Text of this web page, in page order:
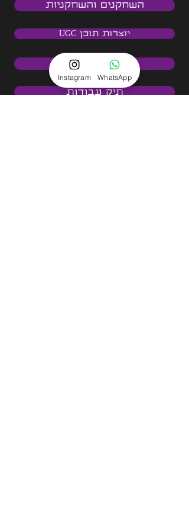
השחקנים והשחקניות
יוצרות תוכן UGC
המגזין שלנו
תיק עבודות
Instagram WhatsApp